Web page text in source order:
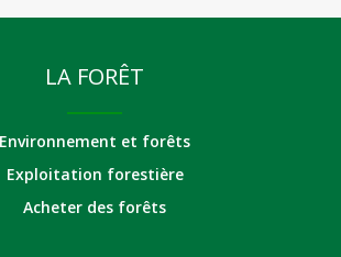
LA FORÊT
Environnement et forêts
Exploitation forestière
Acheter des forêts